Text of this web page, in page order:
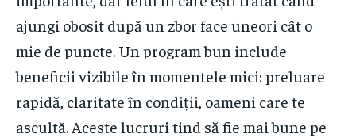
ajungi obosit după un zbor face uneori cât o
mie de puncte. Un program bun include
beneficii vizibile în momentele mici: preluare
rapidă, claritate în condiții, oameni care te
ascultă. Aceste lucruri tind să fie mai bune pe